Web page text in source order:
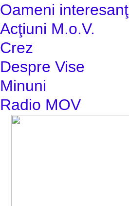
Oameni
Acţiuni M.o.V.
Crez
Despre Vise
Minuni
Radio MOV